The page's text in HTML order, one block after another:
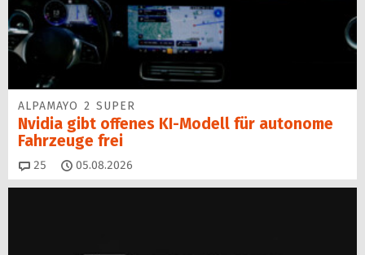
ALPAMAYO 2 SUPER
Nvidia gibt offenes KI-Modell für autonome
Fahrzeuge frei
25 Kommentare
05.08.2026